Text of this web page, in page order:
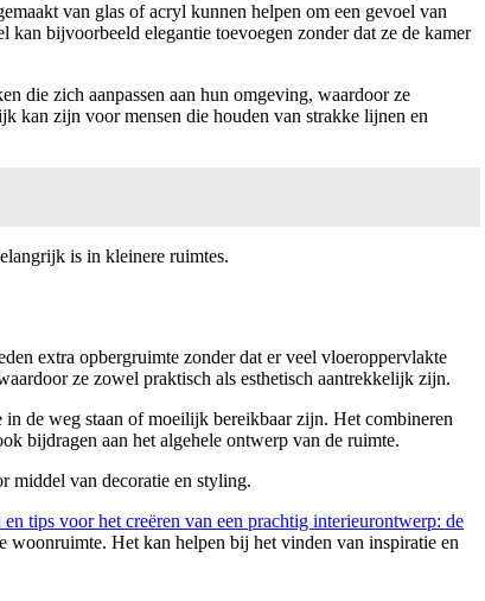
van glas of acryl kunnen helpen om een gevoel van
bijvoorbeeld elegantie toevoegen zonder dat ze de kamer
die zich aanpassen aan hun omgeving, waardoor ze
kan zijn voor mensen die houden van strakke lijnen en
is in kleinere ruimtes.
extra opbergruimte zonder dat er veel vloeroppervlakte
ze zowel praktisch als esthetisch aantrekkelijk zijn.
de weg staan of moeilijk bereikbaar zijn. Het combineren
bijdragen aan het algehele ontwerp van de ruimte.
middel van decoratie en styling.
en tips voor het creëren van een prachtig interieurontwerp: de
Het kan helpen bij het vinden van inspiratie en